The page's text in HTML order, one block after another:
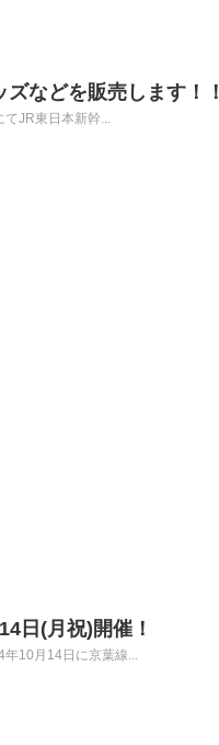
などを販売します！！
JR東日本新幹...
日(月祝)開催！
年10月14日に京葉線...